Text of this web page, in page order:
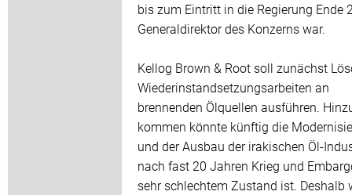
bis zum Eintritt in die Regierung Ende
Generaldirektor des Konzerns war.
Kellog Brown & Root soll zunächst
Wiederinstandsetzungsarbeiten an
brennenden Ölquellen ausführen.
kommen könnte künftig die
und der Ausbau der irakischen Öl-
nach fast 20 Jahren Krieg und
sehr schlechtem Zustand ist. Deshalb